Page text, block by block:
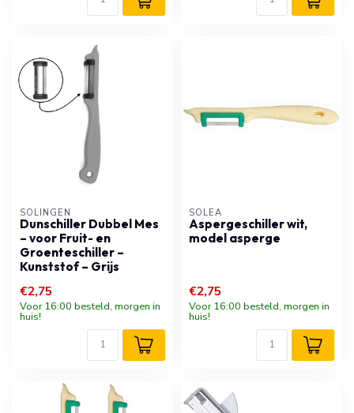
SOLINGEN
Dunschiller Dubbel Mes
– voor Fruit- en
Groenteschiller –
Kunststof – Grijs
€2,75
Voor 16:00 besteld, morgen in
huis!
SOLEA
Aspergeschiller wit,
model asperge
€2,75
Voor 16:00 besteld, morgen in
huis!